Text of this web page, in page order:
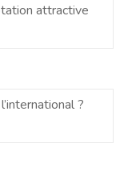
attractive
?